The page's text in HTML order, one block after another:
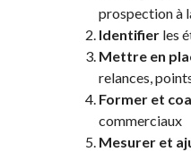
prospection à
Identifier les
Mettre en
relances,
Former et
commerciaux
Mesurer et